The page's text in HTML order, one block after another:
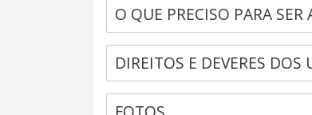
O QUE PRECISO PARA
DIREITOS E DEVERES DOS